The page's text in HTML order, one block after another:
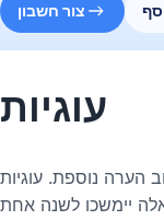
צור חשבון
עוגיות
נוספת. עוגיות